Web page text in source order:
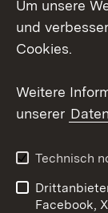
Social Wall
Barrierefreiheit
Impressum
Um unsere
und
Cookies.
Weitere
unserer
Technisch
Facebook,